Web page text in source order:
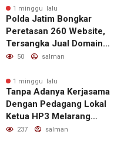
1 minggu lalu
Polda Jatim Bongkar
Peretasan 260 Website,
Tersangka Jual Domain
untuk Promosi Judi Online
50 salman
1 minggu lalu
Tanpa Adanya Kerjasama
Dengan Pedagang Lokal
Ketua HP3 Melarang
Aktifitas Pedagang Ikan
237 salman